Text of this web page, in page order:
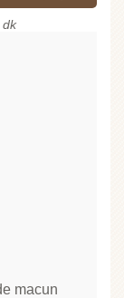
dk
macun